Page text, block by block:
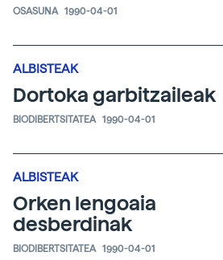
OSASUNA 1990-04-01
ALBISTEAK
Dortoka garbitzaileak
BIODIBERTSITATEA 1990-04-01
ALBISTEAK
Orken lengoaia
desberdinak
BIODIBERTSITATEA 1990-04-01